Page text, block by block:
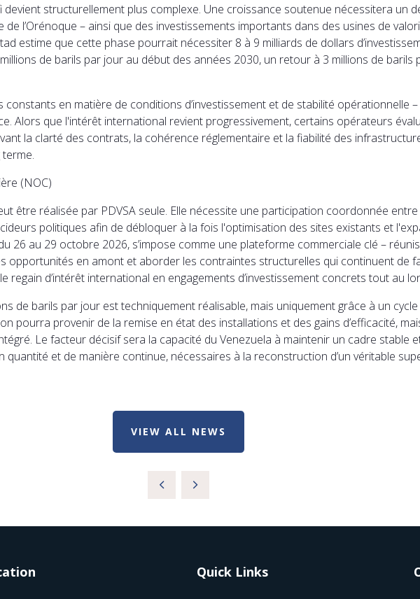
devient structurellement plus complexe. Une croissance soutenue nécessitera un
l’Orénoque – ainsi que des investissements importants dans des usines de
estime que cette phase pourrait nécessiter 8 à 9 milliards de dollars
de barils par jour au début des années 2030, un retour à 3 millions de barils
en matière de conditions d’investissement et de stabilité opérationnelle
Alors que l'intérêt international revient progressivement, certains opérateurs
la clarté des contrats, la cohérence réglementaire et la fiabilité des
(NOC)
être réalisée par PDVSA seule. Elle nécessite une participation coordonnée
politiques afin de débloquer à la fois l'optimisation des sites existants et
26 au 29 octobre 2026, s’impose comme une plateforme commerciale clé –
opportunités en amont et aborder les contraintes structurelles qui continuent de
d’intérêt international en engagements d’investissement concrets tout au
de barils par jour est techniquement réalisable, mais uniquement grâce à un cycle
pourra provenir de la remise en état des installations et des gains d’efficacité,
Le facteur décisif sera la capacité du Venezuela à maintenir un cadre stable
et de manière continue, nécessaires à la reconstruction d’un véritable
VIEW ALL NEWS
Quick Links